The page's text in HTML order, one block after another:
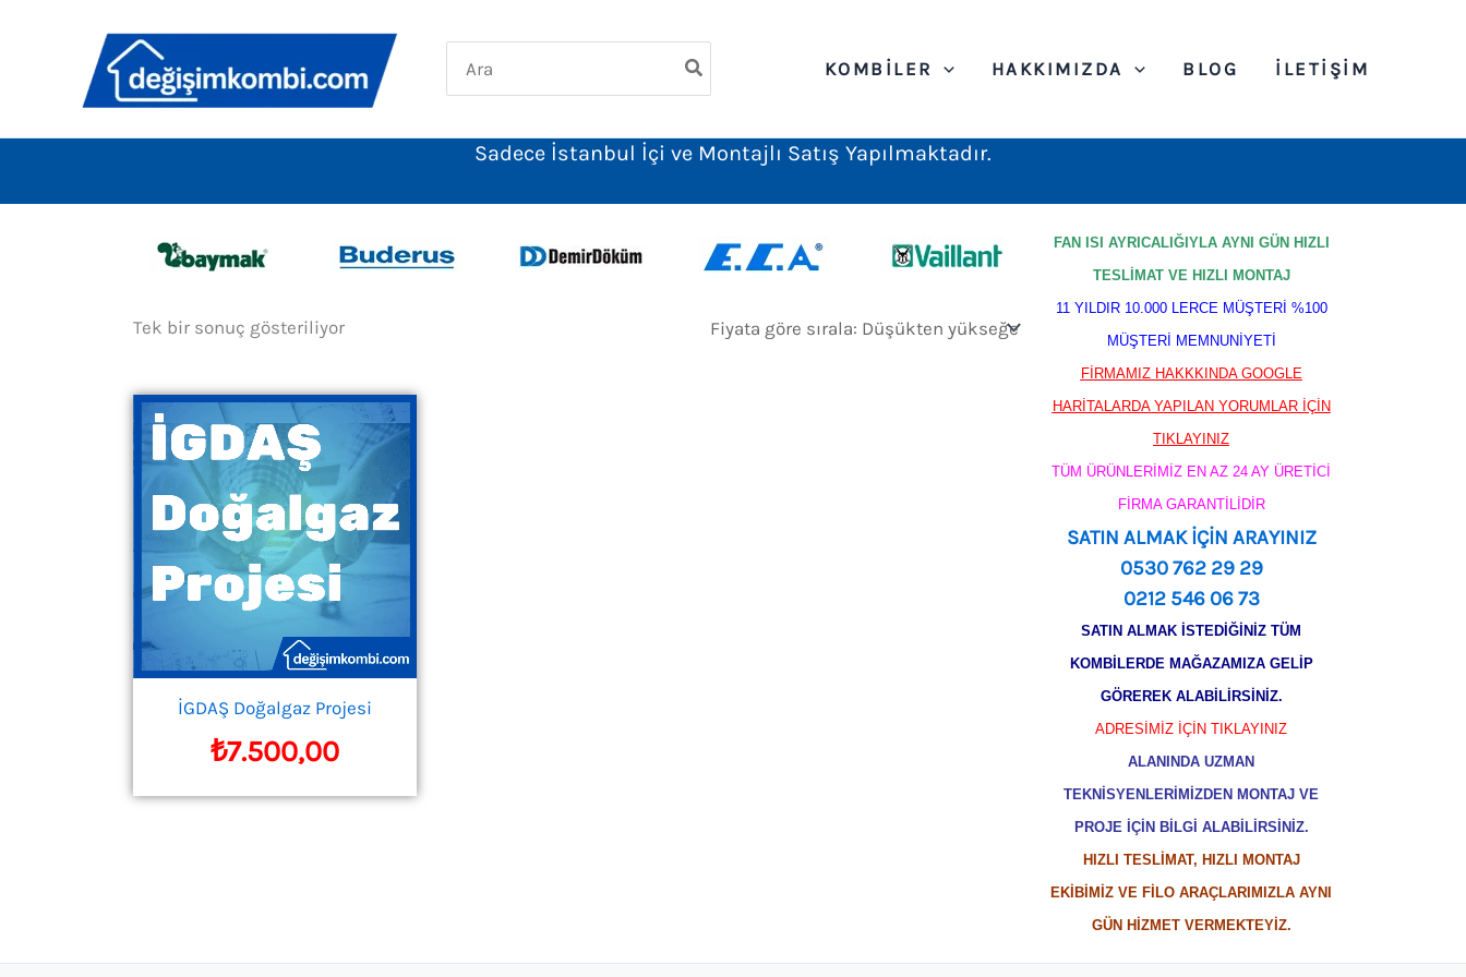
for:
KOMBILER HAKKIMIZDA BLOG İLETIŞIM
Sadece İstanbul İçi ve Montajlı Satış Yapılmaktadır.
Tek bir sonuç gösteriliyor
İGDAŞ Doğalgaz Projesi
₺7.500,00
FAN ISI AYRICALIĞIYLA AYNI GÜN HIZLI
TESLİMAT VE HIZLI MONTAJ
11 YILDIR 10.000 LERCE MÜŞTERİ %100
MÜŞTERİ MEMNUNİYETİ
FİRMAMIZ HAKKKINDA GOOGLE
HARİTALARDA YAPILAN YORUMLAR İÇİN
TIKLAYINIZ
TÜM ÜRÜNLERİMİZ EN AZ 24 AY ÜRETİCİ
FİRMA GARANTİLİDİR
SATIN ALMAK İÇİN ARAYINIZ
0530 762 29 29
0212 546 06 73
SATIN ALMAK İSTEDİĞİNİZ TÜM
KOMBİLERDE MAĞAZAMIZA GELİP
GÖREREK ALABİLİRSİNİZ.
ADRESİMİZ İÇİN TIKLAYINIZ
ALANINDA UZMAN
TEKNİSYENLERİMİZDEN MONTAJ VE
PROJE İÇİN BİLGİ ALABİLİRSİNİZ.
HIZLI TESLİMAT, HIZLI MONTAJ
EKİBİMİZ VE FİLO ARAÇLARIMIZLA AYNI
GÜN HİZMET VERMEKTEYİZ.